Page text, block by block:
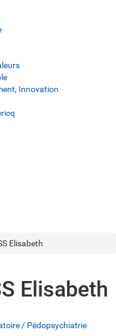
Innovation
Elisabeth
Elisabeth
/ Pédopsychiatrie